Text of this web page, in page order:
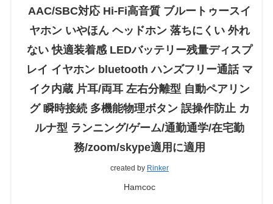
AAC/SBC対応 Hi-Fi高音質 ブルートゥースイ
ヤホン いやほん ヘッドホン 落ちにくい 外れ
ない 快適装着感 LEDバッテリー残量ディスプ
レイ イヤホン bluetooth ハンズフリー通話 マ
イク内蔵 片耳/両耳 左右分離型 自動ペアリン
グ 瞬時接続 多機能物理ボタン 誤操作防止 カ
ルナ型 ランニング/ゲーム/通勤通学/在宅勤
務/zoom/skype適用に適用
created by Rinker
Hamcoc